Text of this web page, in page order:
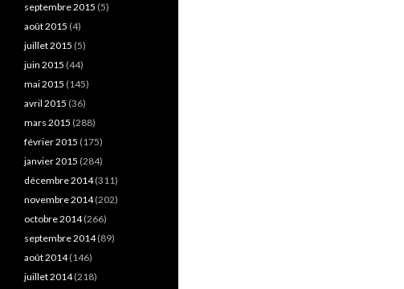
septembre 2015 (5)
août 2015 (4)
juillet 2015 (5)
juin 2015 (44)
mai 2015 (145)
avril 2015 (36)
mars 2015 (288)
février 2015 (175)
janvier 2015 (284)
décembre 2014(311)
novembre 2014(202)
octobre 2014(266)
septembre 2014(89)
août 2014(146)
juillet 2014(218)